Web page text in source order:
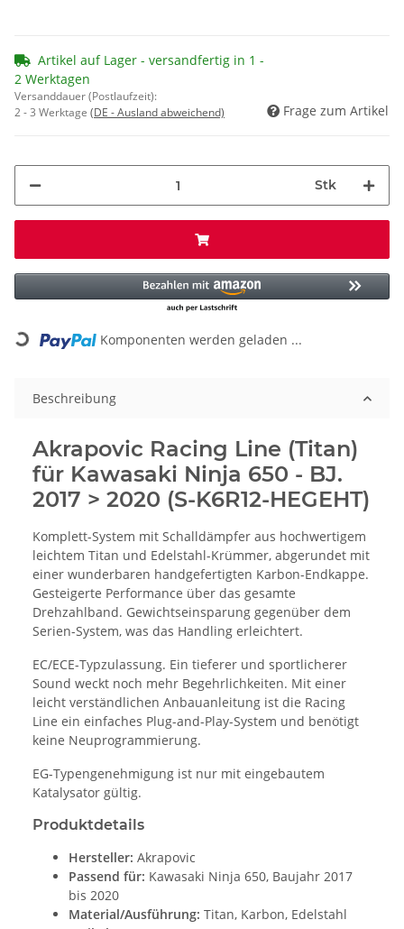
Artikel auf Lager - versandfertig in 1 -
2 Werktagen
Versanddauer (Postlaufzeit):
2 - 3 Werktage (DE - Ausland abweichend) Frage zum Artikel
Stk
Loading... Komponenten werden geladen ...
Beschreibung
Akrapovic Racing Line (Titan)
für Kawasaki Ninja 650 - BJ.
2017 > 2020 (S-K6R12-HEGEHT)
Komplett-System mit Schalldämpfer aus hochwertigem
leichtem Titan und Edelstahl-Krümmer, abgerundet mit
einer wunderbaren handgefertigten Karbon-Endkappe.
Gesteigerte Performance über das gesamte
Drehzahlband. Gewichtseinsparung gegenüber dem
Serien-System, was das Handling erleichtert.
EC/ECE-Typzulassung. Ein tieferer und sportlicherer
Sound weckt noch mehr Begehrlichkeiten. Mit einer
leicht verständlichen Anbauanleitung ist die Racing
Line ein einfaches Plug-and-Play-System und benötigt
keine Neuprogrammierung.
EG-Typengenehmigung ist nur mit eingebautem
Katalysator gültig.
Produktdetails
Hersteller: Akrapovic
Passend für: Kawasaki Ninja 650, Baujahr 2017
bis 2020
Material/Ausführung: Titan, Karbon, Edelstahl